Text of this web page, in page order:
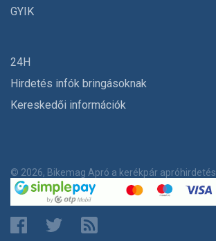
GYIK
24H
Hirdetés infók bringásoknak
Kereskedői információk
© 2026, Bikemag Apró a kerékpár apróhirdetés